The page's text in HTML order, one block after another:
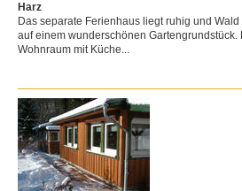
Harz
Das separate Ferienhaus liegt ruhig und
auf einem wunderschönen Gartengrundstück.
Wohnraum mit Küche...